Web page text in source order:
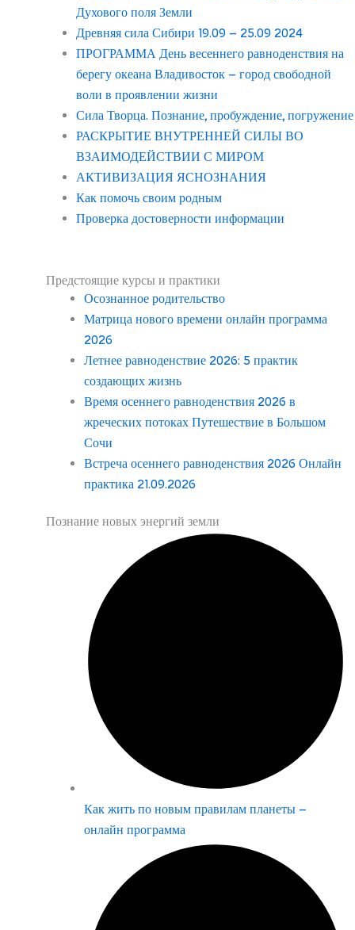
Духового поля Земли
Древняя сила Сибири 19.09 – 25.09 2024
ПРОГРАММА День весеннего равноденствия на
берегу океана Владивосток – город свободной
воли в проявлении жизни
Сила Творца. Познание, пробуждение, погружение
РАСКРЫТИЕ ВНУТРЕННЕЙ СИЛЫ ВО
ВЗАИМОДЕЙСТВИИ С МИРОМ
АКТИВИЗАЦИЯ ЯСНОЗНАНИЯ
Как помочь своим родным
Проверка достоверности информации
Предстоящие курсы и практики
Осознанное родительство
Матрица нового времени онлайн программа
2026
Летнее равноденствие 2026: 5 практик
создающих жизнь
Время осеннего равноденствия 2026 в
жреческих потоках Путешествие в Большом
Сочи
Встреча осеннего равноденствия 2026 Онлайн
практика 21.09.2026
Познание новых энергий земли
Как жить по новым правилам планеты –
онлайн программа